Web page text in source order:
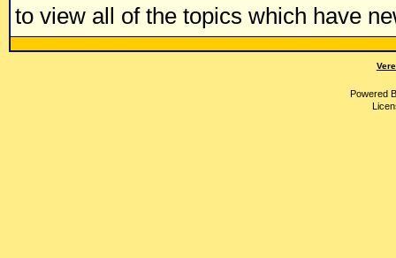
to view all of the topics which have
Powered